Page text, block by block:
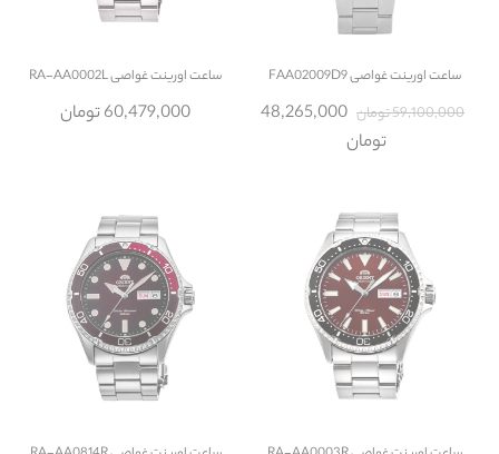
ساعتاورینت غواصی FAA02009D9
59,100,000 تومان
48,265,000
تومان
ساعتاورینت غواصی RA-AA0002L
60,479,000 تومان